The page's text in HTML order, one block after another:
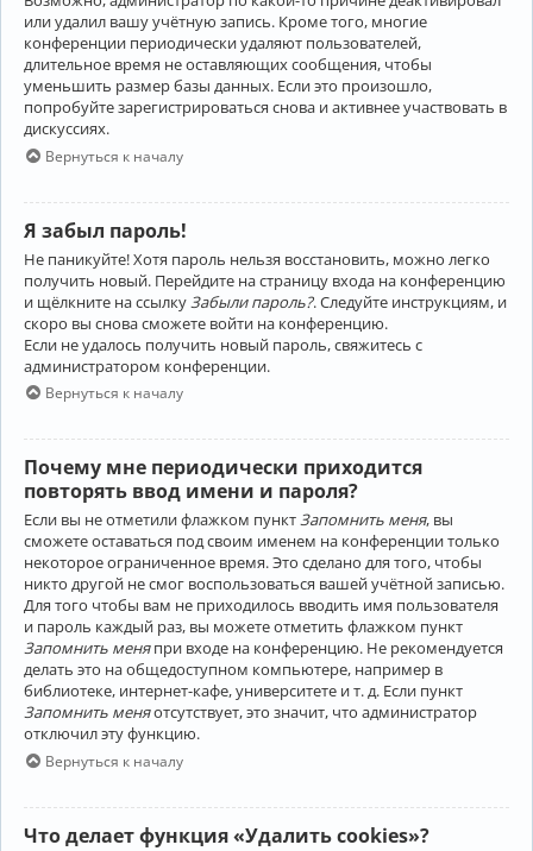
или удалил вашу учётную запись. Кроме того, многие
конференции периодически удаляют пользователей,
длительное время не оставляющих сообщения, чтобы
уменьшить размер базы данных. Если это произошло,
попробуйте зарегистрироваться снова и активнее участвовать в
дискуссиях.
Вернуться к началу
Я забыл пароль!
Не паникуйте! Хотя пароль нельзя восстановить, можно легко
получить новый. Перейдите на страницу входа на конференцию
и щёлкните на ссылку Забыли пароль?. Следуйте инструкциям, и
скоро вы снова сможете войти на конференцию.
Если не удалось получить новый пароль, свяжитесь с
администратором конференции.
Вернуться к началу
Почему мне периодически приходится
повторять ввод имени и пароля?
Если вы не отметили флажком пунктЗапомнить меня, вы
сможете оставаться под своим именем на конференции только
некоторое ограниченное время. Это сделано для того, чтобы
никто другой не смог воспользоваться вашей учётной записью.
Для того чтобы вам не приходилось вводить имя пользователя
и пароль каждый раз, вы можете отметить флажком пункт
Запомнить меняпри входе на конференцию. Не рекомендуется
делать это на общедоступном компьютере, например в
библиотеке, интернет-кафе, университете и т. д. Если пункт
Запомнить меняотсутствует, это значит, что администратор
отключил эту функцию.
Вернуться к началу
Что делает функция «Удалить cookies»?